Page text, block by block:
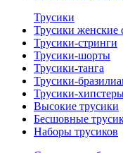
Трусики
Трусики женские
Трусики-стринги
Трусики-шорты
Трусики-танга
Трусики-
Трусики-
Высокие трусики
Бесшовные
Наборы трусиков